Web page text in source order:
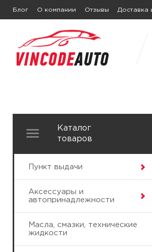
Блог О компании Отзывы Доставка
Каталог
товаров
Пункт выдачи
Аксессуары и
автопринадлежности
Масла, смазки, технические
жидкости